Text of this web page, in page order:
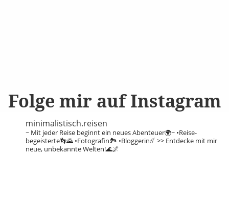
Folge mir auf Instagram
minimalistisch.reisen
~ Mit jeder Reise beginnt ein neues Abenteuer🌍~ •Reise-
begeisterte👣🌄 •Fotografin🏞️ •Bloggerin☄️ >> Entdecke mit mir
neue, unbekannte Welten!🌊🌌